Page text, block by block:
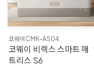
코웨이 CMK-AS04
코웨이 비렉스 스마트 매
트리스 S6